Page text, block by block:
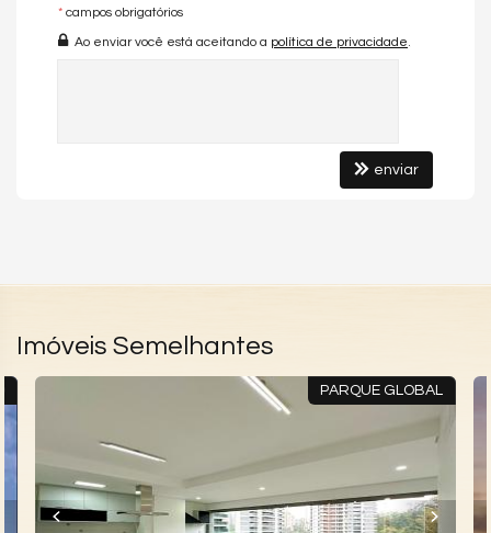
* campos obrigatórios
Ao enviar você está aceitando a política de privacidade
enviar
Imóveis Semelhantes
PARQUE GLOBAL